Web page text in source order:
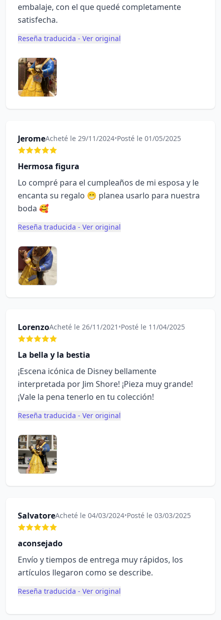
embalaje, con el que quedé completamente
satisfecha.
Reseña traducida - Ver original
JeromeAcheté le 29/11/2024•Posté le 01/05/2025
Hermosa figura
Lo compré para el cumpleaños de mi esposa y le
encanta su regalo 😁 planea usarlo para nuestra
boda 🥰
Reseña traducida - Ver original
LorenzoAcheté le 26/11/2021 •Posté le 11/04/2025
La bella y la bestia
¡Escena icónica de Disney bellamente
interpretada por Jim Shore! ¡Pieza muy grande!
¡Vale la pena tenerlo en tu colección!
Reseña traducida - Ver original
SalvatoreAcheté le 04/03/2024•Posté le 03/03/2025
aconsejado
Envío y tiempos de entrega muy rápidos, los
artículos llegaron como se describe.
Reseña traducida - Ver original